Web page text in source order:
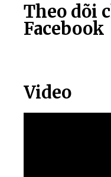
Theo dõi
Facebook
Video